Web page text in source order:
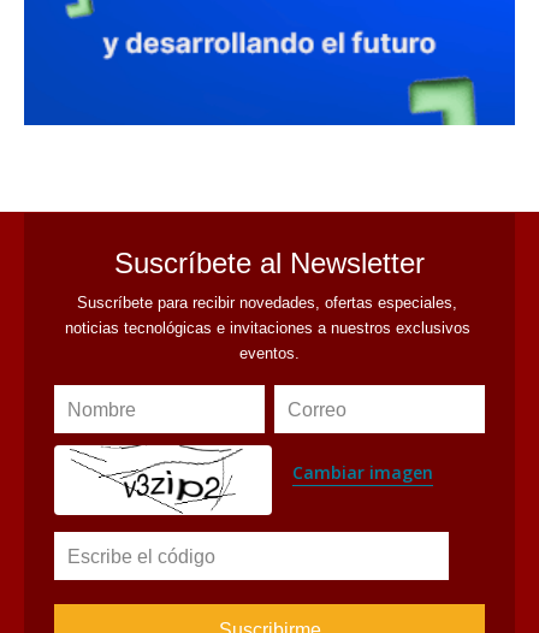
Suscríbete al Newsletter
Suscríbete para recibir novedades, ofertas especiales,
noticias tecnológicas e invitaciones a nuestros exclusivos
eventos.
Nombre Correo
Cambiar imagen
Escribe el código